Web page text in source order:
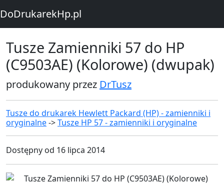
DoDrukarekHp.pl
Tusze Zamienniki 57 do HP
(C9503AE) (Kolorowe) (dwupak)
produkowany przez DrTusz
Tusze do drukarek Hewlett Packard (HP) - zamienniki i
oryginalne->Tusze HP 57 - zamienniki i oryginalne
Dostępny od 16 lipca 2014